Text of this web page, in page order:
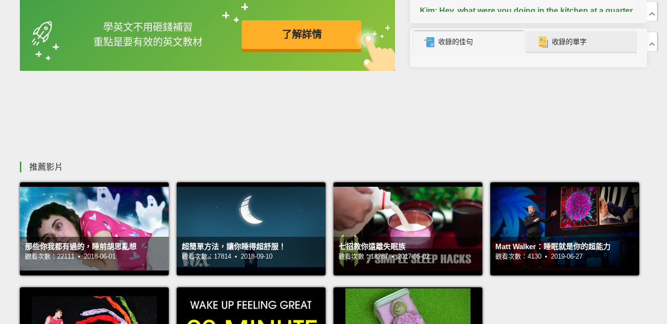
學英文不用砸錢補習
重點是要有效的英文教材
了解詳情
框選或點兩下字幕可以直接查字典喔！
英
Kim: Hey, what were you doing in the kitchen at a quarter
Jamie: Cool down. I was drinking water, and I wasn't even
潔米：也許是萊奇打破的。
金：我們來檢查狗狗監視器的影片。
潔米：暫停!媽媽十二點半的時候在洗碗盤。
金：打破我最喜歡的杯子的人是她。我就知道。
潔米：放輕鬆，金。你看。她離開的時候杯子還是好好的。
金：好吧。
（五分鐘後）
金：嘿，你一點十五分的時候在廚房做什麼？就是你。
收錄的佳句 收錄的單字
推薦影片
那些你我都有過的，睡前胡思亂想
觀看次數：22111 • 2018-06-01
超簡單方法，讓你睡得超舒服！
觀看次數：17814 • 2018-09-10
七招教你遠離失眠族
觀看次數：18287 • 2017-05-02
Matt Walker：睡眠就是你的超能力
觀看次數：4130 • 2019-06-27